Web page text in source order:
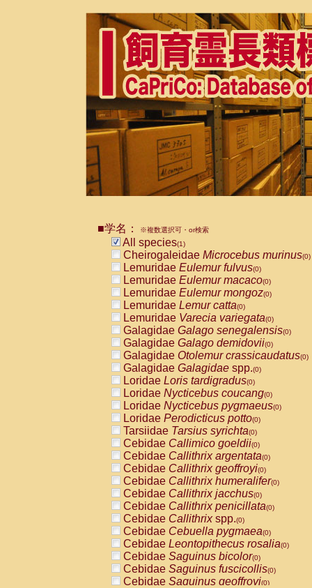
■学名： ※複数選択可・or検索
All species(1)
Cheirogaleidae Microcebus murinus(0)
Lemuridae Eulemur fulvus(0)
Lemuridae Eulemur macaco(0)
Lemuridae Eulemur mongoz(0)
Lemuridae Lemur catta(0)
Lemuridae Varecia variegata(0)
Galagidae Galago senegalensis(0)
Galagidae Galago demidovii(0)
Galagidae Otolemur crassicaudatus(0)
Galagidae Galagidae spp.(0)
Loridae Loris tardigradus(0)
Loridae Nycticebus coucang(0)
Loridae Nycticebus pygmaeus(0)
Loridae Perodicticus potto(0)
Tarsiidae Tarsius syrichta(0)
Cebidae Callimico goeldii(0)
Cebidae Callithrix argentata(0)
Cebidae Callithrix geoffroyi(0)
Cebidae Callithrix humeralifer(0)
Cebidae Callithrix jacchus(0)
Cebidae Callithrix penicillata(0)
Cebidae Callithrixspp.(0)
Cebidae Cebuella pygmaea(0)
Cebidae Leontopithecus rosalia(0)
Cebidae Saguinus bicolor(0)
Cebidae Saguinus fuscicollis(0)
Cebidae Saguinus geoffroyi(0)